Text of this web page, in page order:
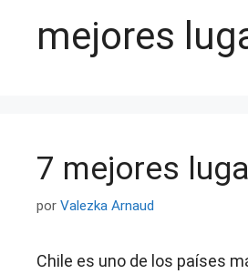
mejores
7 mejores
por Valezka Arnaud
Chile es uno de los países